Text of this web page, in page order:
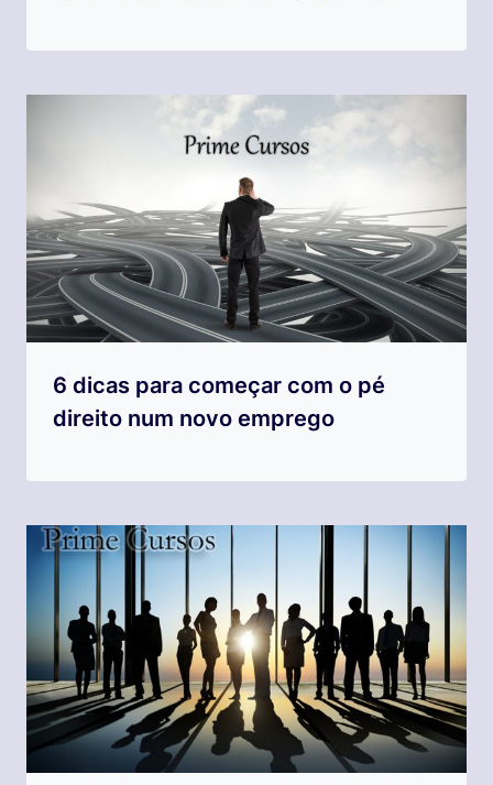
6 dicas para começar com o pé
direito num novo emprego